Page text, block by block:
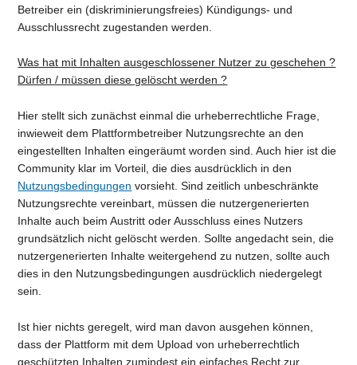
Betreiber ein (diskriminierungsfreies) Kündigungs- und
Ausschlussrecht zugestanden werden.
Was hat mit Inhalten ausgeschlossener Nutzer zu geschehen ?
Dürfen / müssen diese gelöscht werden ?
Hier stellt sich zunächst einmal die urheberrechtliche Frage,
inwieweit dem Plattformbetreiber Nutzungsrechte an den
eingestellten Inhalten eingeräumt worden sind. Auch hier ist die
Community klar im Vorteil, die dies ausdrücklich in den
Nutzungsbedingungen vorsieht. Sind zeitlich unbeschränkte
Nutzungsrechte vereinbart, müssen die nutzergenerierten
Inhalte auch beim Austritt oder Ausschluss eines Nutzers
grundsätzlich nicht gelöscht werden. Sollte angedacht sein, die
nutzergenerierten Inhalte weitergehend zu nutzen, sollte auch
dies in den Nutzungsbedingungen ausdrücklich niedergelegt
sein.
Ist hier nichts geregelt, wird man davon ausgehen können,
dass der Plattform mit dem Upload von urheberrechtlich
geschützten Inhalten zumindest ein einfaches Recht zur